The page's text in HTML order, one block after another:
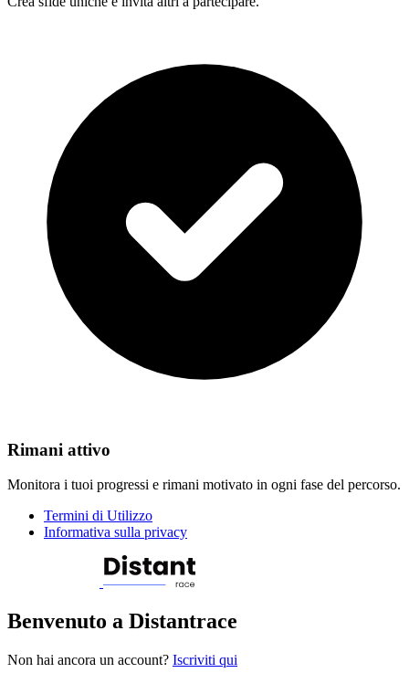
Rimani attivo
Monitora i tuoi progressi e rimani motivato in ogni fase del percorso.
Termini di Utilizzo
Informativa sulla privacy
Benvenuto a Distantrace
Non hai ancora un account? Iscriviti qui